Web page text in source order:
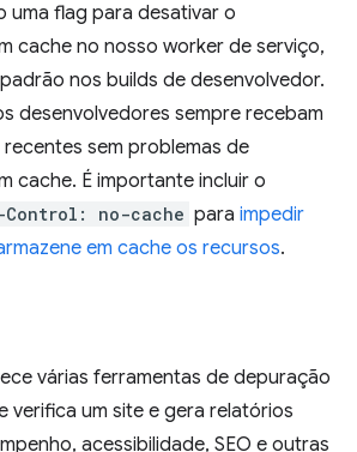
uma flag para desativar o
cache no nosso worker de serviço,
nos builds de desenvolvedor.
desenvolvedores sempre recebam
recentes sem problemas de
cache. É importante incluir o
Control: no-cache para impedir
em cache os recursos.
várias ferramentas de depuração
verifica um site e gera relatórios
acessibilidade, SEO e outras